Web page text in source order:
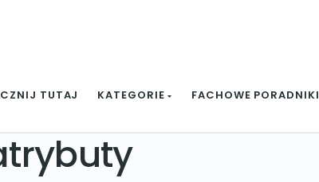
TUTAJ KATEGORIE FACHOWE PORADNIKI